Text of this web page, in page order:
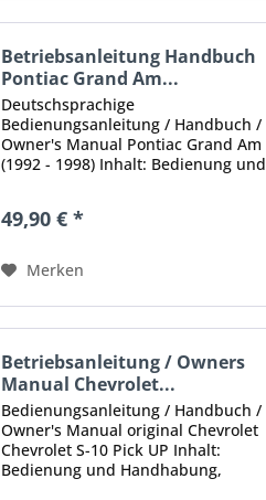
Betriebsanleitung Handbuch
Pontiac Grand Am...
Deutschsprachige
Bedienungsanleitung / Handbuch /
Owner's Manual Pontiac Grand Am
(1992 - 1998) Inhalt: Bedienung und
Selbsthilfe, technische Daten
49,90 € *
Merken
Betriebsanleitung / Owners
Manual Chevrolet...
Bedienungsanleitung / Handbuch /
Owner's Manual original Chevrolet
Chevrolet S-10 Pick UP Inhalt:
Bedienung und Handhabung,